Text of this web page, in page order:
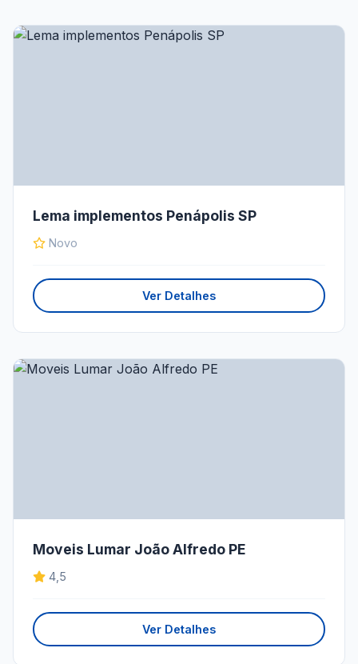
Lema implementos Penápolis SP
Novo
Ver Detalhes
Moveis Lumar João Alfredo PE
4,5
Ver Detalhes